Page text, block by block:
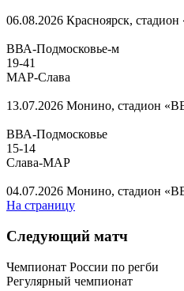
06.08.2026 Красноярск,
ВВА-Подмосковье-м
19-41
МАР-Слава
13.07.2026 Монино, стадион
ВВА-Подмосковье
15-14
Слава-МАР
04.07.2026 Монино, стадион
На страницу
Следующий матч
Чемпионат России по регби
Регулярный чемпионат